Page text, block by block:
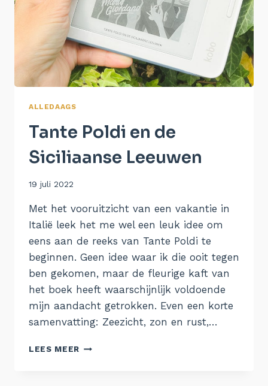
ALLEDAAGS
Tante Poldi en de
Siciliaanse Leeuwen
Door
19 juli 2022
Met het vooruitzicht van een vakantie in
Italië leek het me wel een leuk idee om
eens aan de reeks van Tante Poldi te
beginnen. Geen idee waar ik die ooit tegen
ben gekomen, maar de fleurige kaft van
het boek heeft waarschijnlijk voldoende
mijn aandacht getrokken. Even een korte
samenvatting: Zeezicht, zon en rust,…
LEES MEER TANTE